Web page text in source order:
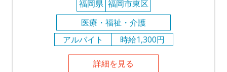
福岡県 福岡市東区
医療・福祉・介護
アルバイト
時給1,300円
詳細を見る